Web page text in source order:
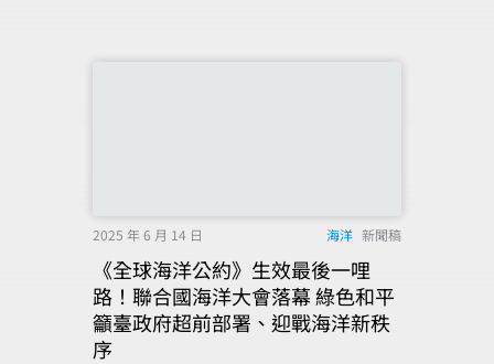
2025 年 6 月 14 日 海洋 新聞稿
《全球海洋公約》生效最後一哩
路！聯合國海洋大會落幕 綠色和平
籲臺政府超前部署、迎戰海洋新秩
序